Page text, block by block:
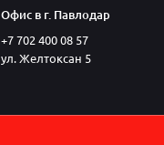
Офис в г. Павлодар
+7 702 400 08 57
ул. Желтоксан 5